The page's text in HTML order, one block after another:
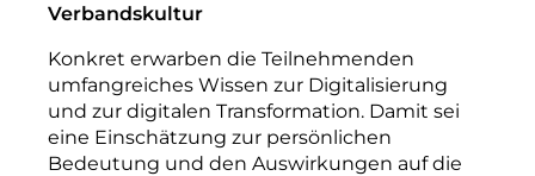
Verbandskultur
Konkret erwarben die Teilnehmenden
umfangreiches Wissen zur Digitalisierung
und zur digitalen Transformation. Damit sei
eine Einschätzung zur persönlichen
Bedeutung und den Auswirkungen auf die